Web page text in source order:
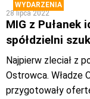
WYDARZENIA
28 lipca 2022
MIG z Pułanek
spółdzielni
Najpierw zleciał z
Ostrowca. Władze
przygotowały